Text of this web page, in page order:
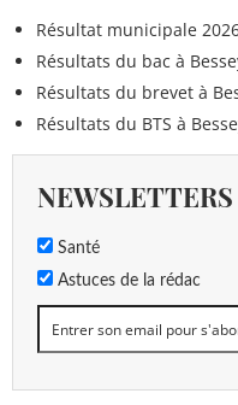
Résultat municipale
Résultats du bac à
Résultats du brevet à
Résultats du BTS à
NEWSLETTERS
Santé
Astuces de la rédac